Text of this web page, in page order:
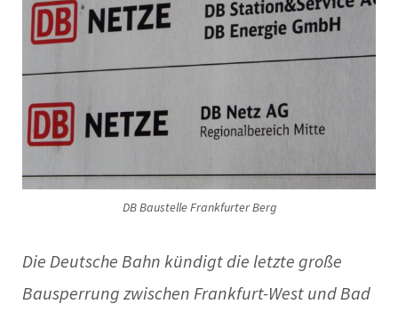
DB Baustelle Frankfurter Berg
Die Deutsche Bahn kündigt die letzte große
Bausperrung zwischen Frankfurt-West und Bad